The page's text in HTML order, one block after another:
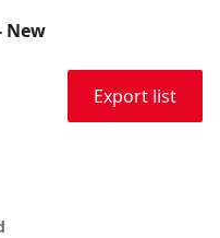
New
Export list